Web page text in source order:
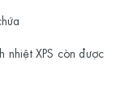
nhiệt XPS còn được